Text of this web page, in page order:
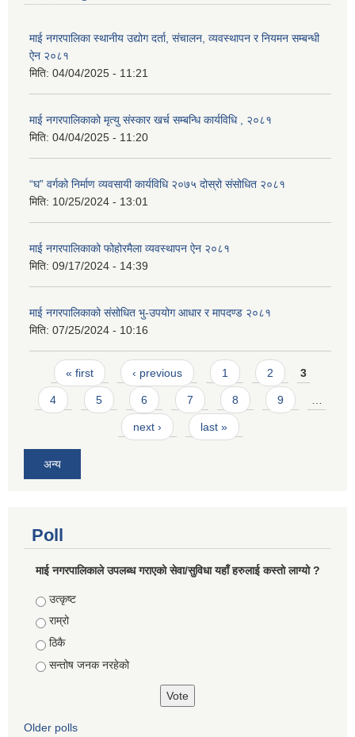
माई नगरपालिका स्थानीय उद्योग दर्ता, संचालन, व्यवस्थापन र नियमन सम्बन्धी
ऐन २०८१
मिति: 04/04/2025 - 11:21
माई नगरपालिकाको मृत्यु संस्कार खर्च सम्बन्धि कार्यविधि , २०८१
मिति: 04/04/2025 - 11:20
“घ” वर्गको निर्माण व्यवसायी कार्यविधि २०७५ दोस्रो संसोधित २०८१
मिति: 10/25/2024 - 13:01
माई नगरपालिकाको फोहोरमैला व्यवस्थापन ऐन २०८१
मिति: 09/17/2024 - 14:39
माई नगरपालिकाको संसोधित भु-उपयोग आधार र मापदण्ड २०८१
मिति: 07/25/2024 - 10:16
Pages
« first ‹ previous 1 2 3
4 5 6 7 8 9 …
next › last »
अन्य
Poll
माई नगरपालिकाले उपलब्ध गराएको सेवा/सुविधा यहाँ हरुलाई कस्तो लाग्यो ?
Choices
उत्कृष्ट
राम्रो
ठिकै
सन्तोष जनक नरहेको
Older polls